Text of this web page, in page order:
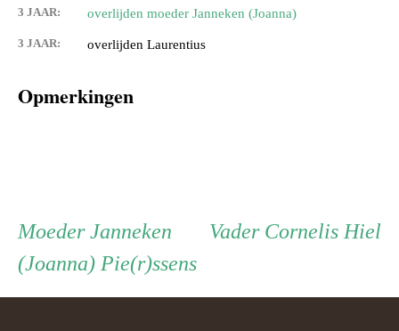
3 JAAR: overlijden moeder Janneken (Joanna)
3 JAAR: overlijden Laurentius
Opmerkingen
Persoon
ouder
Vader Vader
Cornelis Hiel
MoederMoeder
Janneken
(Joanna) Pie(r)ssens